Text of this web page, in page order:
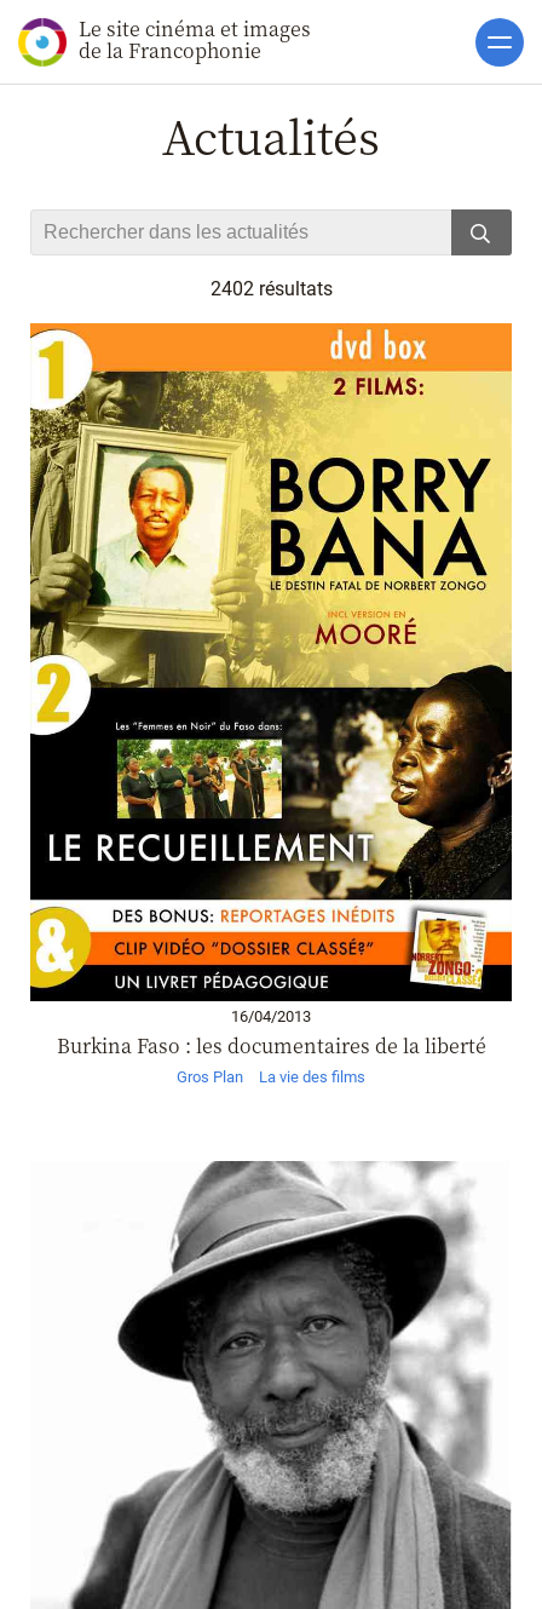
Le site cinéma et images
de la Francophonie Accueil
Actualités
Soutiens
Catalogue
Clap ACP
Boites à
Accès pro
Actualités
2402 résultats
16/04/2013
Burkina Faso : les documentaires de la liberté
Gros Plan La vie des films